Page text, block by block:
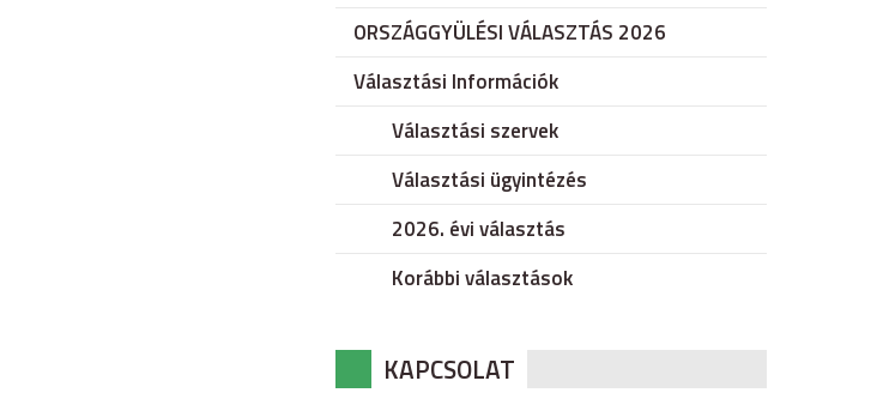
ORSZÁGGYÜLÉSI VÁLASZTÁS 2026
Választási Információk
Választási szervek
Választási ügyintézés
2026. évi választás
Korábbi választások
KAPCSOLAT